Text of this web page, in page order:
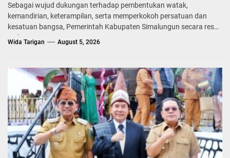
Sebagai wujud dukungan terhadap pembentukan watak,
kemandirian, keterampilan, serta memperkokoh persatuan dan
kesatuan bangsa, Pemerintah Kabupaten Simalungun secara resmi
melepas...
Wida Tarigan August 5, 2026